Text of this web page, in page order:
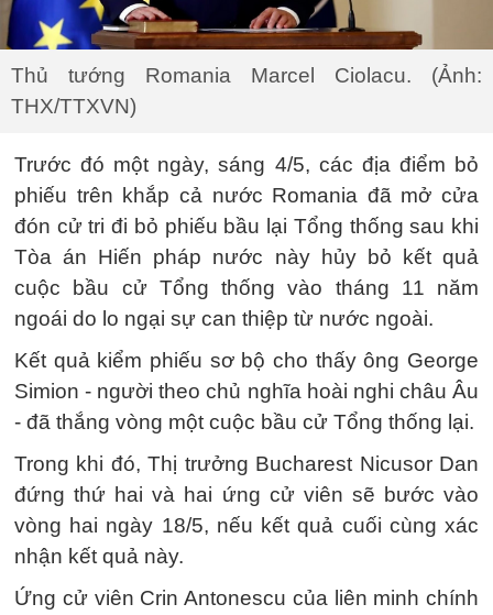
Thủ tướng Romania Marcel Ciolacu. (Ảnh:
THX/TTXVN)
Trước đó một ngày, sáng 4/5, các địa điểm bỏ
phiếu trên khắp cả nước Romania đã mở cửa
đón cử tri đi bỏ phiếu bầu lại Tổng thống sau khi
Tòa án Hiến pháp nước này hủy bỏ kết quả
cuộc bầu cử Tổng thống vào tháng 11 năm
ngoái do lo ngại sự can thiệp từ nước ngoài.
Kết quả kiểm phiếu sơ bộ cho thấy ông George
Simion - người theo chủ nghĩa hoài nghi châu Âu
- đã thắng vòng một cuộc bầu cử Tổng thống lại.
Trong khi đó, Thị trưởng Bucharest Nicusor Dan
đứng thứ hai và hai ứng cử viên sẽ bước vào
vòng hai ngày 18/5, nếu kết quả cuối cùng xác
nhận kết quả này.
Ứng cử viên Crin Antonescu của liên minh chính